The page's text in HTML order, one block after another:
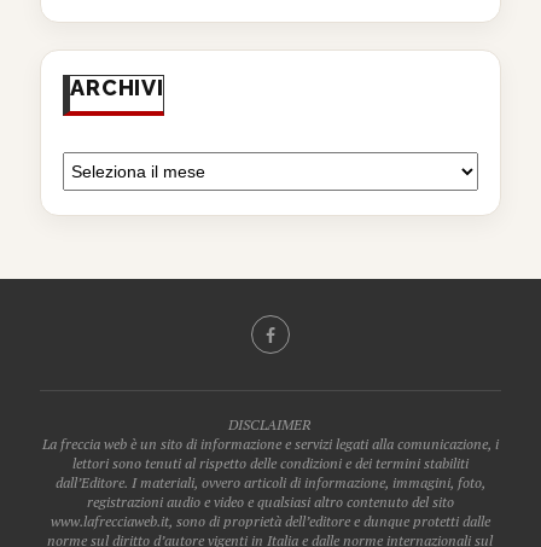
ARCHIVI
DISCLAIMER
La freccia web è un sito di informazione e servizi legati alla comunicazione, i
lettori sono tenuti al rispetto delle condizioni e dei termini stabiliti
dall’Editore. I materiali, ovvero articoli di informazione, immagini, foto,
registrazioni audio e video e qualsiasi altro contenuto del sito
www.lafrecciaweb.it, sono di proprietà dell’editore e dunque protetti dalle
norme sul diritto d’autore vigenti in Italia e dalle norme internazionali sul